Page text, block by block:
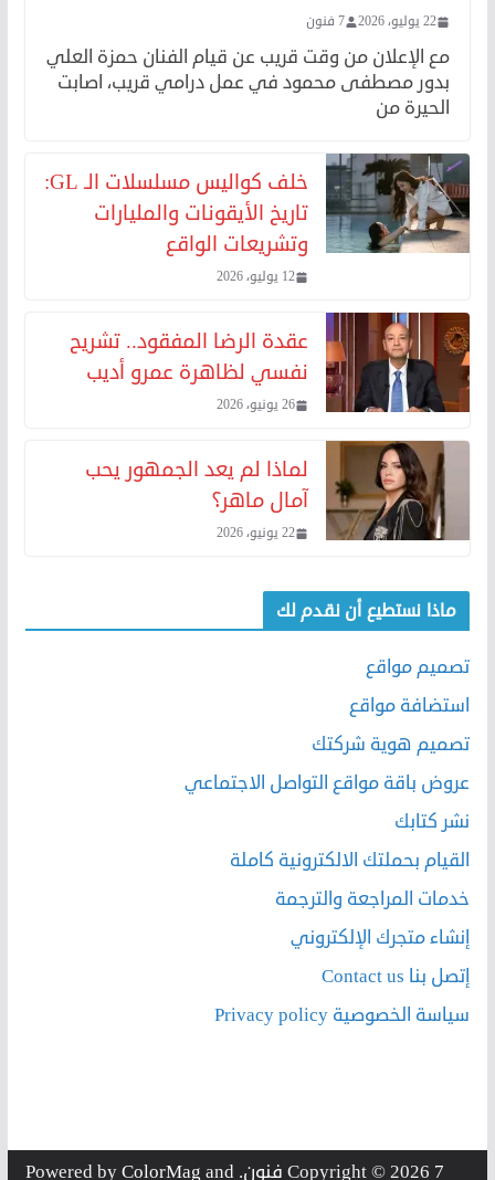
22 يوليو، 2026 7 فنون
مع الإعلان من وقت قريب عن قيام الفنان حمزة العلي
بدور مصطفى محمود في عمل درامي قريب، اصابت
الحيرة من
خلف كواليس مسلسلات الـ GL:
تاريخ الأيقونات والمليارات
وتشريعات الواقع
12 يوليو، 2026
عقدة الرضا المفقود.. تشريح
نفسي لظاهرة عمرو أديب
26 يونيو، 2026
لماذا لم يعد الجمهور يحب
آمال ماهر؟
22 يونيو، 2026
ماذا نستطيع أن نقدم لك
تصميم مواقع
استضافة مواقع
تصميم هوية شركتك
عروض باقة مواقع التواصل الاجتماعي
نشر كتابك
القيام بحملتك الالكترونية كاملة
خدمات المراجعة والترجمة
إنشاء متجرك الإلكتروني
إتصل بنا Contact us
سياسة الخصوصية Privacy policy
Copyright © 2026 7 فنون . Powered by
ColorMag and